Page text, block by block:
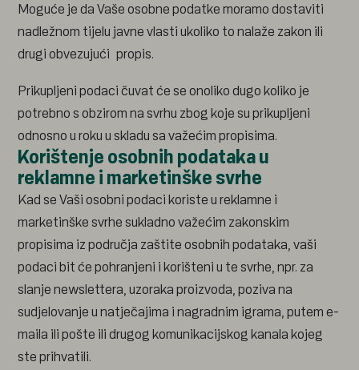
Moguće je da Vaše osobne podatke moramo dostaviti
nadležnom tijelu javne vlasti ukoliko to nalaže zakon ili
drugi obvezujući propis.
Prikupljeni podaci čuvat će se onoliko dugo koliko je
potrebno s obzirom na svrhu zbog koje su prikupljeni
odnosno u roku u skladu sa važećim propisima.
Korištenje osobnih podataka u
reklamne i marketinške svrhe
Kad se Vaši osobni podaci koriste u reklamne i
marketinške svrhe sukladno važećim zakonskim
propisima iz područja zaštite osobnih podataka, vaši
podaci bit će pohranjeni i korišteni u te svrhe, npr. za
slanje newslettera, uzoraka proizvoda, poziva na
sudjelovanje u natječajima i nagradnim igrama, putem e-
maila ili pošte ili drugog komunikacijskog kanala kojeg
ste prihvatili.